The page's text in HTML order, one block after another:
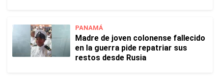
PANAMÁ
Madre de joven colonense fallecido
en la guerra pide repatriar sus
restos desde Rusia